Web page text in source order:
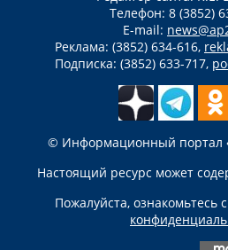
Телефон: 8 (3852)
E-mail:
Реклама: (3852) 634-616,
Подписка: (3852) 633-717,
© Информационный портал
Настоящий ресурс может
Пожалуйста, ознакомьтесь